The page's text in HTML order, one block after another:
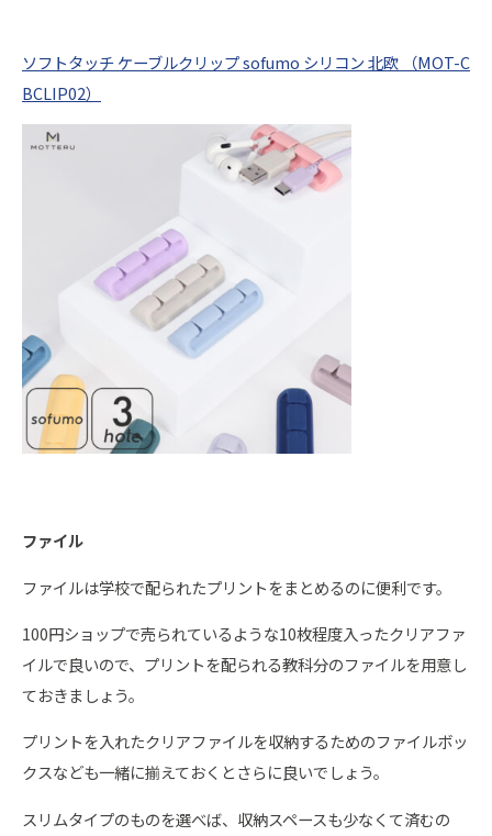
ソフトタッチ ケーブルクリップ sofumo シリコン 北欧 （MOT-C
BCLIP02）
ファイル
ファイルは学校で配られたプリントをまとめるのに便利です。
100円ショップで売られているような10枚程度入ったクリアファ
イルで良いので、プリントを配られる教科分のファイルを用意し
ておきましょう。
プリントを入れたクリアファイルを収納するためのファイルボッ
クスなども一緒に揃えておくとさらに良いでしょう。
スリムタイプのものを選べば、収納スペースも少なくて済むの